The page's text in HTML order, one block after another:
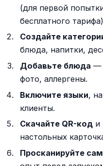
(для первой
бесплатного
Создайте
блюда, напитки,
Добавьте блюда —
фото, аллергены.
Включите языки,
клиенты.
Скачайте QR-коди
настольных
Просканируйте